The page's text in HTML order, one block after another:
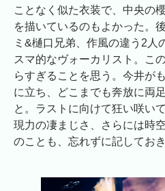
ことなく似た衣装で、中央の
を描いているのもよかった。
ミ&樋口兄弟、作風の違う2人
スマ的なヴォーカリスト。こ
らすぎることを思う。今井が
に立ち、どこまでも奔放に両
と。ラストに向けて狂い咲い
現力の凄まじさ、さらには時
のことも、忘れずに記しておき